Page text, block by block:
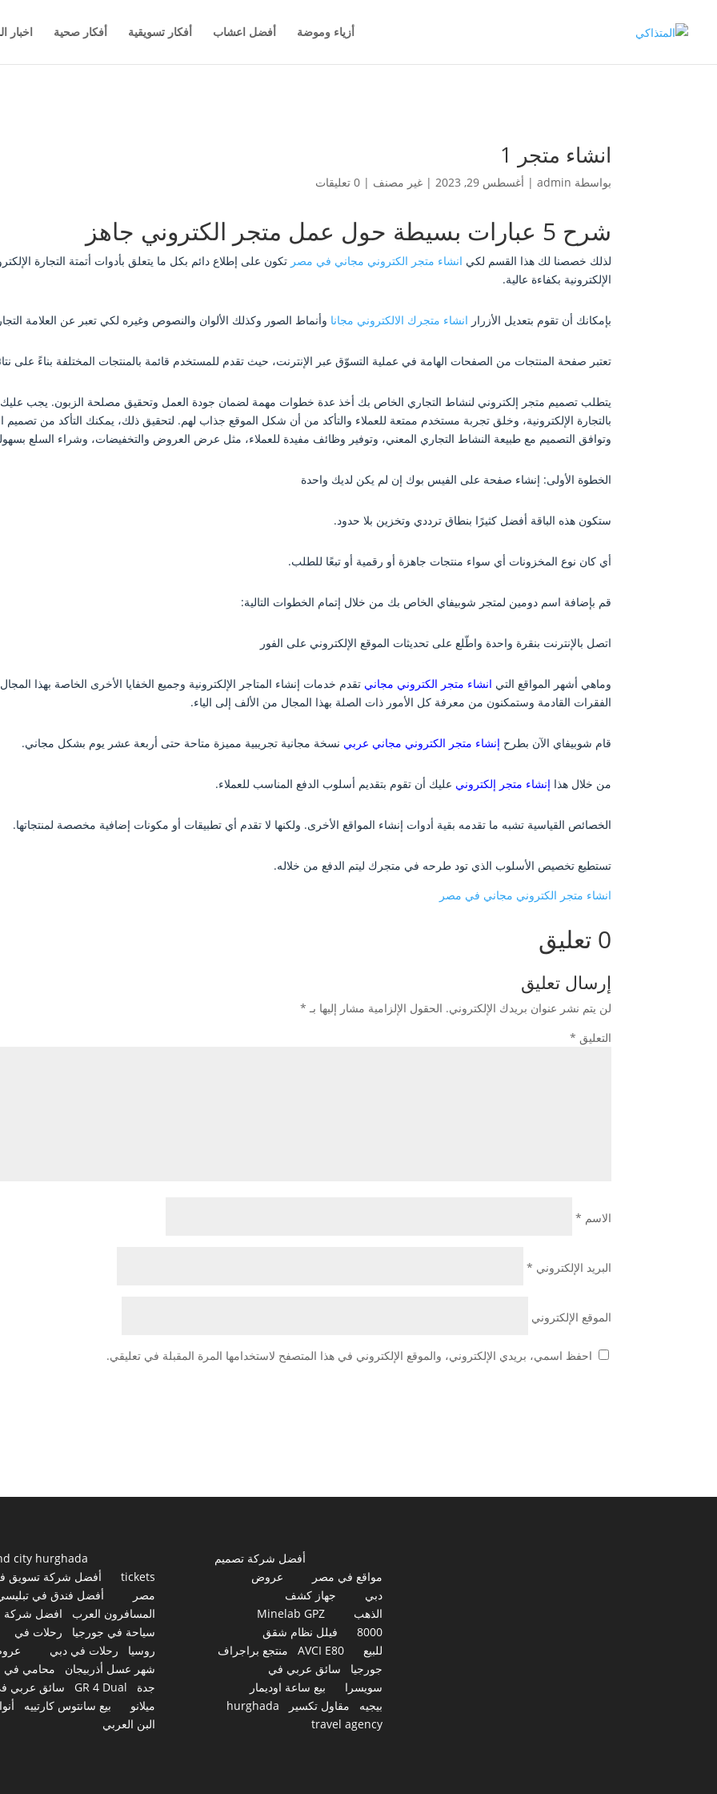
أزياء وموضة أفضل اعشاب أفكار تسويقية أفكار صحية اخبار
انشاء متجر 1
بواسطة admin
| أغسطس 29, 2023 | غير مصنف | 0 تعليقات
شرح 5 عبارات بسيطة حول عمل متجر الكتروني جاهز
لذلك خصصنا لك هذا القسم لكي انشاء متجر الكتروني مجاني في مصر تكون على إطلاع دائم بكل ما يتعلق بأدوات أتمتة التجارة
الإلكترونية بكفاءة عالية.
بإمكانك أن تقوم بتعديل الأزرار انشاء متجرك الالكتروني مجانا وأنماط الصور وكذلك الألوان والنصوص وغيره لكي تعبر عن العلامة
تعتبر صفحة المنتجات من الصفحات الهامة في عملية التسوّق عبر الإنترنت، حيث تقدم للمستخدم قائمة بالمنتجات المختلفة بناءً على
يتطلب تصميم متجر إلكتروني لنشاط التجاري الخاص بك أخذ عدة خطوات مهمة لضمان جودة العمل وتحقيق مصلحة الزبون. يجب عليك
بالتجارة الإلكترونية، وخلق تجربة مستخدم ممتعة للعملاء والتأكد من أن شكل الموقع جذاب لهم. لتحقيق ذلك، يمكنك التأكد من تصميم
وتوافق التصميم مع طبيعة النشاط التجاري المعني، وتوفير وظائف مفيدة للعملاء، مثل عرض العروض والتخفيضات، وشراء السلع
الخطوة الأولى: إنشاء صفحة على الفيس بوك إن لم يكن لديك واحدة
ستكون هذه الباقة أفضل كثيرًا بنطاق ترددي وتخزين بلا حدود.
أي كان نوع المخزونات أي سواء منتجات جاهزة أو رقمية أو تبعًا للطلب.
قم بإضافة اسم دومين لمتجر شوبيفاي الخاص بك من خلال إتمام الخطوات التالية:
اتصل بالإنترنت بنقرة واحدة واطّلع على تحديثات الموقع الإلكتروني على الفور
وماهي أشهر المواقع التي انشاء متجر الكتروني مجاني تقدم خدمات إنشاء المتاجر الإلكترونية وجميع الخفايا الأخرى الخاصة بهذا
الفقرات القادمة وستمكنون من معرفة كل الأمور ذات الصلة بهذا المجال من الألف إلى الياء.
قام شوبيفاي الآن بطرح إنشاء متجر الكتروني مجاني عربي نسخة مجانية تجريبية مميزة متاحة حتى أربعة عشر يوم بشكل مجاني.
من خلال هذا إنشاء متجر إلكتروني عليك أن تقوم بتقديم أسلوب الدفع المناسب للعملاء.
الخصائص القياسية تشبه ما تقدمه بقية أدوات إنشاء المواقع الأخرى. ولكنها لا تقدم أي تطبيقات أو مكونات إضافية مخصصة لمنتجاتها.
تستطيع تخصيص الأسلوب الذي تود طرحه في متجرك ليتم الدفع من خلاله.
انشاء متجر الكتروني مجاني في مصر
0 تعليق
إرسال تعليق
لن يتم نشر عنوان بريدك الإلكتروني. الحقول الإلزامية مشار إليها بـ *
التعليق *
الاسم *
البريد الإلكتروني *
الموقع الإلكتروني
احفظ اسمي، بريدي الإلكتروني، والموقع الإلكتروني في هذا المتصفح لاستخدامها المرة المقبلة في تعليقي.
city hurghada
tickets
أفضل شركة تسويق
مصر
أفضل فندق في
المسافرون العرب
افضل شركة
سياحة في جورجيا
رحلات في
روسيا
رحلات في دبي
شهر عسل أذربيجان
محامي في
جدة
GR 4 Dual
سائق عربي
ميلانو
بيع سانتوس كارتييه
البن العربي
أفضل شركة تصميم
مواقع في مصر
عروض
دبي
جهاز كشف
الذهب
Minelab GPZ
8000
فيلل نظام شقق
للبيع
AVCI E80
منتجع براجراف
جورجيا
سائق عربي في
سويسرا
بيع ساعة اوديمار
بيجيه
مقاول تكسير
hurghada
travel agency